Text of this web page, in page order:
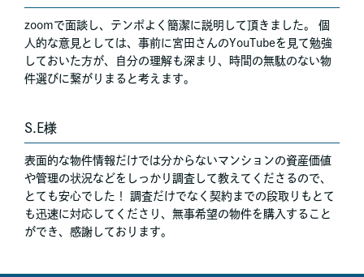
zoomで面談し、テンポよく簡潔に説明して頂きました。 個
人的な意見としては、事前に宮田さんのYouTubeを見て勉強
しておいた方が、自分の理解も深まり、時間の無駄のない物
件選びに繋がりまると考えます。
S.E様
表面的な物件情報だけでは分からないマンションの資産価値
や管理の状況などをしっかり調査して教えてくださるので、
とても安心でした！ 調査だけでなく契約までの段取りもとて
も迅速に対応してくださり、無事希望の物件を購入すること
ができ、感謝しております。